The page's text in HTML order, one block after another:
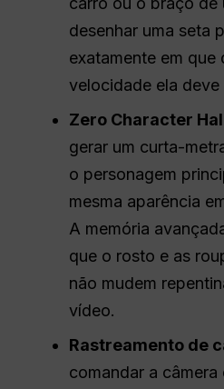
desenhar uma seta
exatamente em
velocidade ela deve
Zero Character
gerar um curta-
o personagem
mesma aparência
A memória
que o rosto e as
não mudem
vídeo.
Rastreamento de
comandar a